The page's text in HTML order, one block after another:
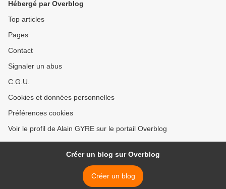
Hébergé par Overblog
Top articles
Pages
Contact
Signaler un abus
C.G.U.
Cookies et données personnelles
Préférences cookies
Voir le profil de Alain GYRE sur le portail Overblog
Créer un blog sur Overblog
Créer un blog